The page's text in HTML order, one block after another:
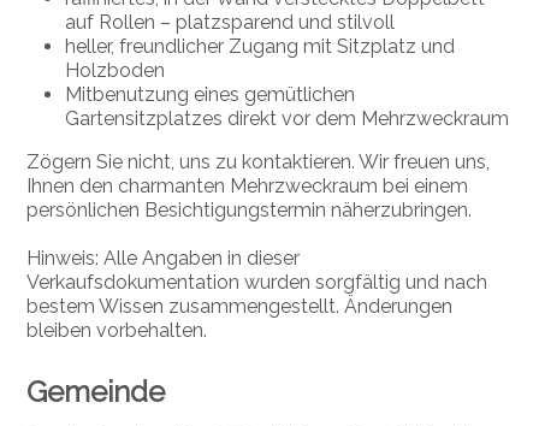
auf Rollen – platzsparend und stilvoll
heller, freundlicher Zugang mit Sitzplatz und
Holzboden
Mitbenutzung eines gemütlichen
Gartensitzplatzes direkt vor dem Mehrzweckraum
Zögern Sie nicht, uns zu kontaktieren. Wir freuen uns,
Ihnen den charmanten Mehrzweckraum bei einem
persönlichen Besichtigungstermin näherzubringen.
Hinweis: Alle Angaben in dieser
Verkaufsdokumentation wurden sorgfältig und nach
bestem Wissen zusammengestellt. Änderungen
bleiben vorbehalten.
Gemeinde